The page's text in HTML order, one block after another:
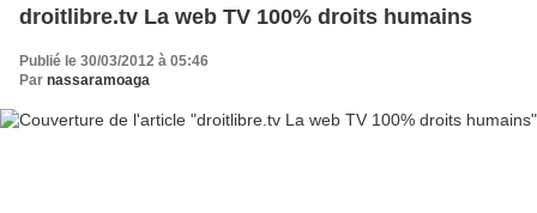
droitlibre.tv La web TV 100% droits humains
Publié le 30/03/2012 à 05:46
Par nassaramoaga